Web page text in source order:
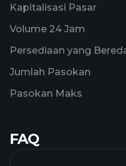
Kapitalisasi Pasar
Volume 24 Jam
Persediaan yang
Jumlah Pasokan
Pasokan Maks
FAQ